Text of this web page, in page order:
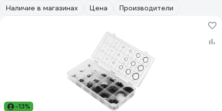
Наличие в магазинах
Цена Производители
-13%